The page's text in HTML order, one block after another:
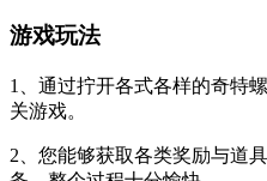
游戏玩法
1、通过拧开各式各样的奇特
关游戏。
2、您能够获取各类奖励与道